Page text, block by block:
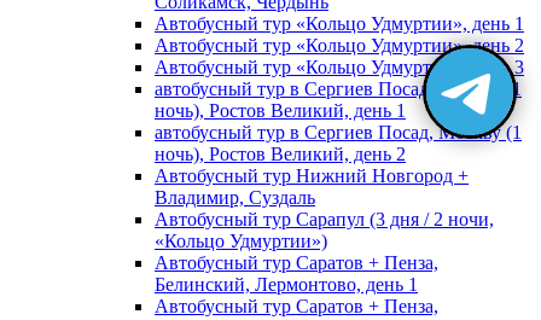
Автобусный тур «Кольцо Удмуртии», день 1
Автобусный тур «Кольцо Удмуртии», день 2
Автобусный тур «Кольцо Удмуртии», день 3
автобусный тур в Сергиев Посад, Москву (1
ночь), Ростов Великий, день 1
автобусный тур в Сергиев Посад, Москву (1
ночь), Ростов Великий, день 2
Автобусный тур Нижний Новгород +
Владимир, Суздаль
Автобусный тур Сарапул (3 дня / 2 ночи,
«Кольцо Удмуртии»)
Автобусный тур Саратов + Пенза,
Белинский, Лермонтово, день 1
Автобусный тур Саратов + Пенза,